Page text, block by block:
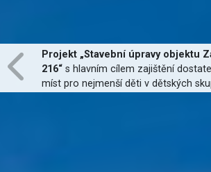
Projekt „Stavební úpravy objektu
216“ s hlavním cílem zajištění
míst pro nejmenší děti v dětských